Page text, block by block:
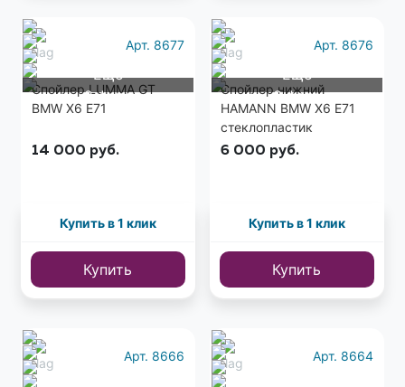
Еще
2 фото
Арт. 8677
Спойлер LUMMA GT
BMW X6 E71
14 000 руб.
Купить в 1 клик
Купить
Еще
3 фото
Арт. 8676
Спойлер нижний
HAMANN BMW X6 E71
стеклопластик
6 000 руб.
Купить в 1 клик
Купить
Арт. 8666 Арт. 8664